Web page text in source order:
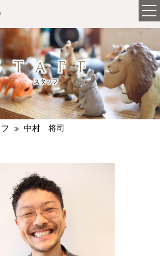
スタッフ
中村 将司